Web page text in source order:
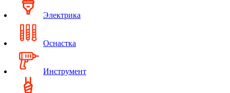
Электрика
Оснастка
Инструмент